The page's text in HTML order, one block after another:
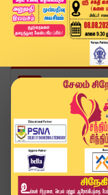
Home Topics